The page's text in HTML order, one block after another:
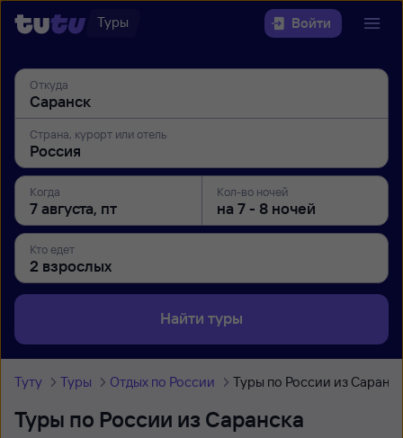
Туры Войти
Откуда
Страна, курорт или отель
Когда Кол-во ночей
Кто едет
Найти туры
Туту Туры Отдых по России Туры по России из
Туры по России из Саранска